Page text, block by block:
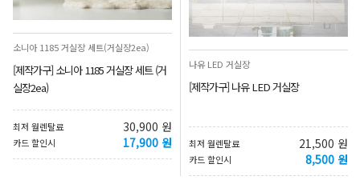
소니아 1185 거실장 세트(거실장2ea)
[제작가구] 소니아 1185 거실장 세트 (거
실장2ea)
최저 월렌탈료 30,900 원
카드 할인시 17,900 원
나유 LED 거실장
[제작가구] 나유 LED 거실장
최저 월렌탈료 21,500 원
카드 할인시 8,500 원